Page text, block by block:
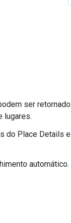
ser
lugares.
do Place Details
automático.